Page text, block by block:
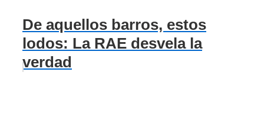
De aquellos barros, estos
lodos: La RAE desvela la
verdad